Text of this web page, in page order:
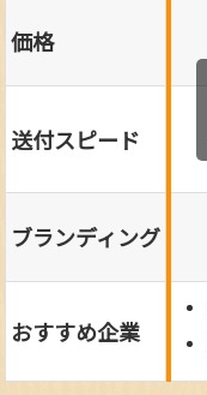
価格
送付スピード
ブランディング
おすすめ企業